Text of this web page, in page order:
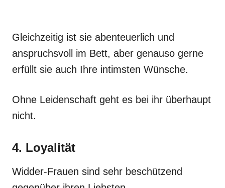
Gleichzeitig ist sie abenteuerlich und
anspruchsvoll im Bett, aber genauso gerne
erfüllt sie auch Ihre intimsten Wünsche.
Ohne Leidenschaft geht es bei ihr überhaupt
nicht.
4. Loyalität
Widder-Frauen sind sehr beschützend